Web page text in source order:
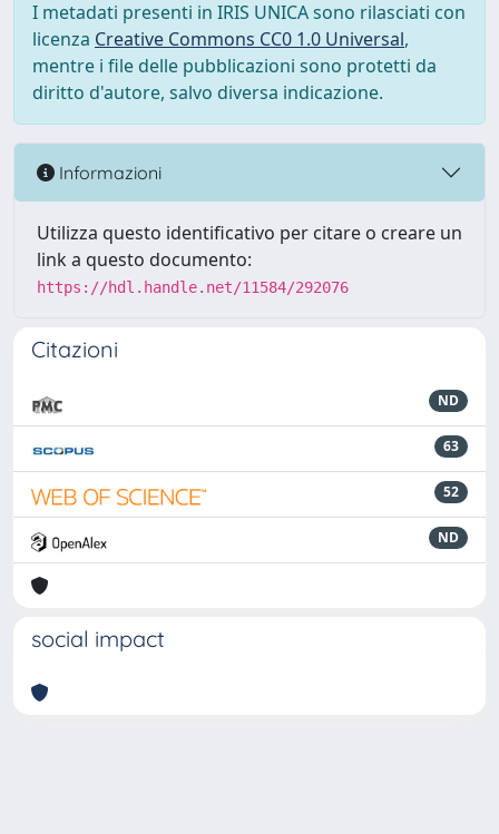
I metadati presenti in IRIS UNICA sono rilasciati con
licenza Creative Commons CC0 1.0 Universal,
mentre i file delle pubblicazioni sono protetti da
diritto d'autore, salvo diversa indicazione.
Informazioni
Utilizza questo identificativo per citare o creare un
link a questo documento:
https://hdl.handle.net/11584/292076
Citazioni
ND
63
52
ND
social impact